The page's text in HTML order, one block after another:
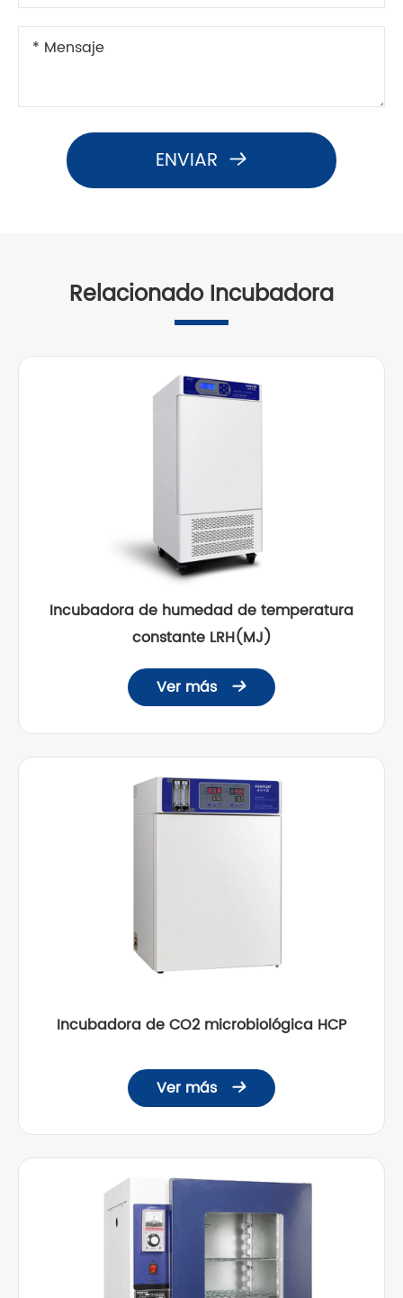
ENVIAR 
Relacionado Incubadora
Incubadora de humedad de temperatura
constante LRH(MJ)
Ver más 
Incubadora de CO2 microbiológica HCP
Ver más 